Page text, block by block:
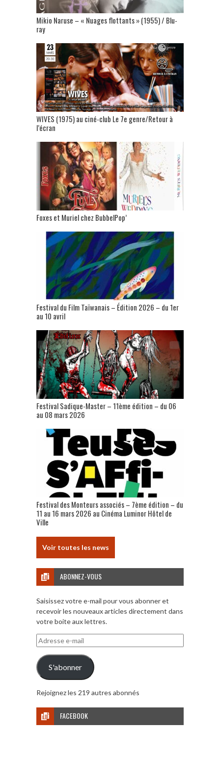
Mikio Naruse – « Nuages flottants » (1955) / Blu-
ray
WIVES (1975) au ciné-club Le 7e genre/Retour à
l’écran
Foxes et Muriel chez BubbelPop’
Festival du Film Taïwanais – Édition 2026 – du 1er
au 10 avril
Festival Sadique-Master – 11ème édition – du 06
au 08 mars 2026
Festival des Monteurs associés – 7ème édition – du
11 au 16 mars 2026 au Cinéma Luminor Hôtel de
Ville
Voir toutes les news
ABONNEZ-VOUS
Saisissez votre e-mail pour vous abonner et
recevoir les nouveaux articles directement dans
votre boite aux lettres.
Adresse
e-
mail
S'abonner
Rejoignez les 219 autres abonnés
FACEBOOK